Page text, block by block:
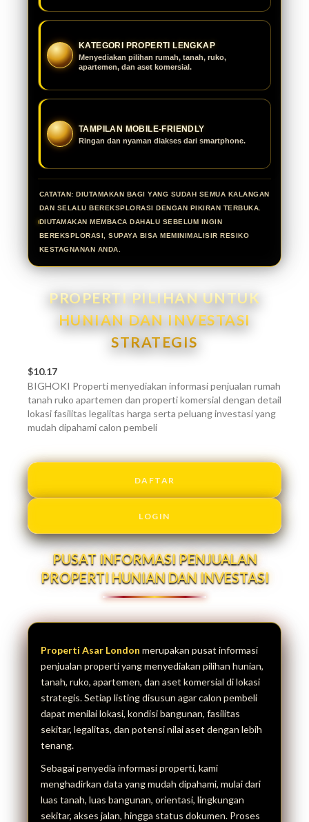
KATEGORI PROPERTI LENGKAP
Menyediakan pilihan rumah, tanah, ruko,
apartemen, dan aset komersial.
TAMPILAN MOBILE-FRIENDLY
Ringan dan nyaman diakses dari smartphone.
CATATAN: DIUTAMAKAN BAGI YANG SUDAH SEMUA KALANGAN
DAN SELALU BEREKSPLORASI DENGAN PIKIRAN TERBUKA.
DIUTAMAKAN MEMBACA DAHALU SEBELUM INGIN
BEREKSPLORASI, SUPAYA BISA MEMINIMALISIR RESIKO
KESTAGNANAN ANDA.
PROPERTI PILIHAN UNTUK
HUNIAN DAN INVESTASI
STRATEGIS
$10.17
BIGHOKI Properti menyediakan informasi penjualan rumah
tanah ruko apartemen dan properti komersial dengan detail
lokasi fasilitas legalitas harga serta peluang investasi yang
mudah dipahami calon pembeli
DAFTAR
LOGIN
PUSAT INFORMASI PENJUALAN
PROPERTI HUNIAN DAN INVESTASI
Properti Asar London merupakan pusat informasi
penjualan properti yang menyediakan pilihan hunian,
tanah, ruko, apartemen, dan aset komersial di lokasi
strategis. Setiap listing disusun agar calon pembeli
dapat menilai lokasi, kondisi bangunan, fasilitas
sekitar, legalitas, dan potensi nilai aset dengan lebih
tenang.
Sebagai penyedia informasi properti, kami
menghadirkan data yang mudah dipahami, mulai dari
luas tanah, luas bangunan, orientasi, lingkungan
sekitar, akses jalan, hingga status dokumen. Proses